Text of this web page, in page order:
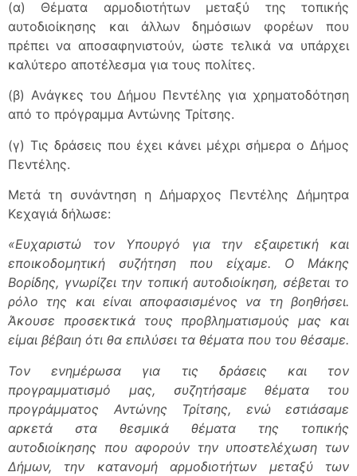
(α) Θέματα αρμοδιοτήτων μεταξύ της τοπικής
αυτοδιοίκησης και άλλων δημόσιων φορέων που
πρέπει να αποσαφηνιστούν, ώστε τελικά να υπάρχει
καλύτερο αποτέλεσμα για τους πολίτες.
(β) Ανάγκες του Δήμου Πεντέλης για χρηματοδότηση
από τo πρόγραμμα Αντώνης Τρίτσης.
(γ) Τις δράσεις που έχει κάνει μέχρι σήμερα ο Δήμος
Πεντέλης.
Μετά τη συνάντηση η Δήμαρχος Πεντέλης Δήμητρα
Κεχαγιά δήλωσε:
«Ευχαριστώ τον Υπουργό για την εξαιρετική και
εποικοδομητική συζήτηση που είχαμε. Ο Μάκης
Βορίδης, γνωρίζει την τοπική αυτοδιοίκηση, σέβεται το
ρόλο της και είναι αποφασισμένος να τη βοηθήσει.
Άκουσε προσεκτικά τους προβληματισμούς μας και
είμαι βέβαιη ότι θα επιλύσει τα θέματα που του θέσαμε.
Τον ενημέρωσα για τις δράσεις και τον
προγραμματισμό μας, συζητήσαμε θέματα του
προγράμματος Αντώνης Τρίτσης, ενώ εστιάσαμε
αρκετά στα θεσμικά θέματα της τοπικής
αυτοδιοίκησης που αφορούν την υποστελέχωση των
Δήμων, την κατανομή αρμοδιοτήτων μεταξύ των